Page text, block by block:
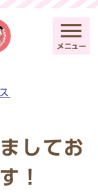
メニュー
してお
！